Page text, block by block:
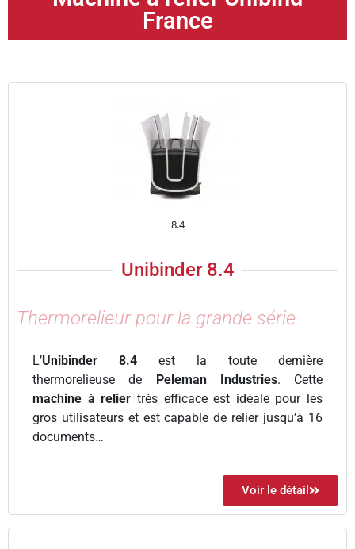
France
8.4
Unibinder 8.4
Thermorelieur pour la grande série
L’Unibinder 8.4 est la toute dernière
thermorelieusede Peleman Industries. Cette
machine à relier très efficace est idéale pour les
gros utilisateurs et est capable de relier jusqu’à 16
documents…
Voir le détail